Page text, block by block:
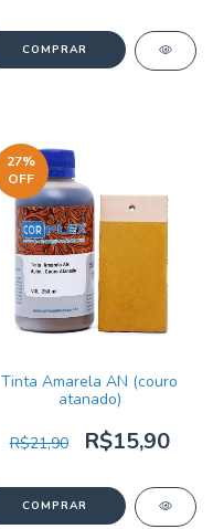
27%
OFF
Tinta Amarela AN (couro
atanado)
R$21,90 R$15,90